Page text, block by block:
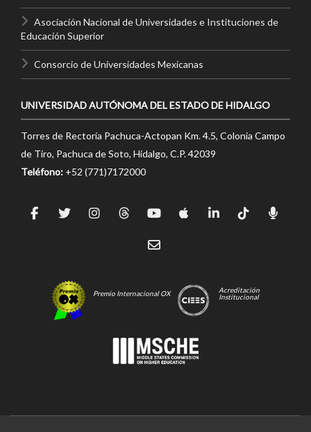
Asociación Nacional de Universidades e Instituciones de
Educación Superior
Consorcio de Universidades Mexicanas
UNIVERSIDAD AUTÓNOMA DEL ESTADO DE HIDALGO
Torres de Rectoría Pachuca-Actopan Km. 4.5, Colonia Campo
de Tiro, Pachuca de Soto, Hidalgo, C.P. 42039
Teléfono: +52 (771)7172000
Premio Internacional OX
Acreditación
Institucional